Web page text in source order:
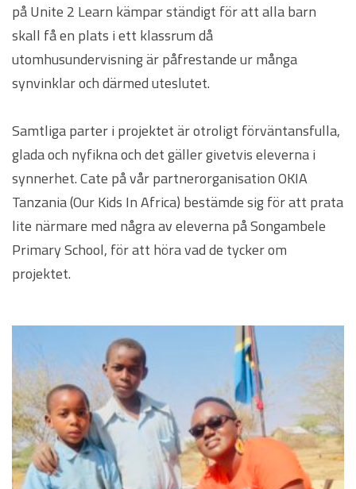
på Unite 2 Learn kämpar ständigt för att alla barn
skall få en plats i ett klassrum då
utomhusundervisning är påfrestande ur många
synvinklar och därmed uteslutet.
Samtliga parter i projektet är otroligt förväntansfulla,
glada och nyfikna och det gäller givetvis eleverna i
synnerhet. Cate på vår partnerorganisation OKIA
Tanzania (Our Kids In Africa) bestämde sig för att prata
lite närmare med några av eleverna på Songambele
Primary School, för att höra vad de tycker om
projektet.